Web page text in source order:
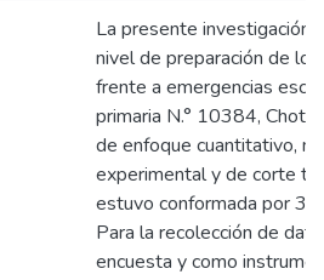
La presente investigación
nivel de preparación de
frente a emergencias
primaria N.° 10384,
de enfoque cuantitativo,
experimental y de corte
estuvo conformada por 30
Para la recolección de
encuesta y como